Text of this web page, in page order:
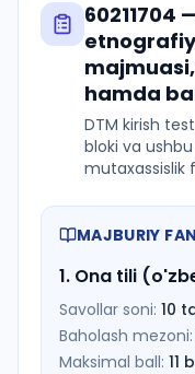
60211704
hamda
DTM kirish
bloki va
mutaxassislik
MAJBURIY
1. Ona tili
Savollar soni: 10
Baholash mezoni:
Maksimal ball: 11